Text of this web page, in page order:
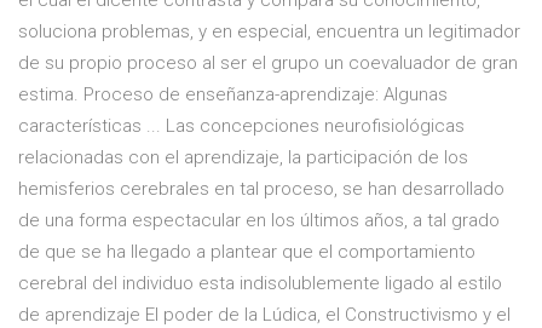
soluciona problemas, y en especial, encuentra un legitimador
de su propio proceso al ser el grupo un coevaluador de gran
estima. Proceso de enseñanza-aprendizaje: Algunas
características ... Las concepciones neurofisiológicas
relacionadas con el aprendizaje, la participación de los
hemisferios cerebrales en tal proceso, se han desarrollado
de una forma espectacular en los últimos años, a tal grado
de que se ha llegado a plantear que el comportamiento
cerebral del individuo esta indisolublemente ligado al estilo
de aprendizaje El poder de la Lúdica, el Constructivismo y el